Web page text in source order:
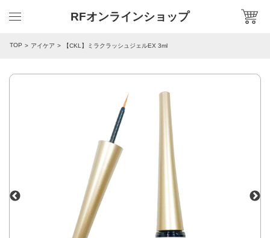
RFオンラインショップ
TOP アイケア 【CKL】ミラクラッシュジェルEX 3ml